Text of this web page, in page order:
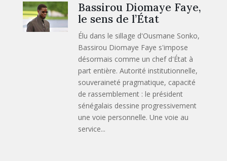
Bassirou Diomaye Faye,
le sens de l’État
Élu dans le sillage d'Ousmane Sonko,
Bassirou Diomaye Faye s'impose
désormais comme un chef d'État à
part entière. Autorité institutionnelle,
souveraineté pragmatique, capacité
de rassemblement : le président
sénégalais dessine progressivement
une voie personnelle. Une voie au
service...